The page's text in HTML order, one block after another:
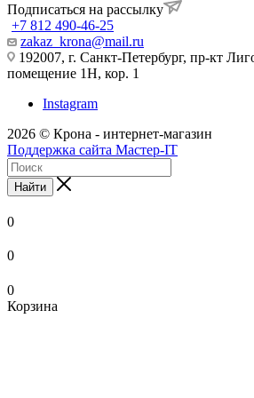
Подписаться на рассылку
+7 812 490-46-25
zakaz_krona@mail.ru
192007, г. Санкт-Петербург, пр-кт
помещение 1Н, кор. 1
Instagram
2026 © Крона - интернет-магазин
Поддержка сайта Мастер-IT
Найти
0
0
0
Корзина